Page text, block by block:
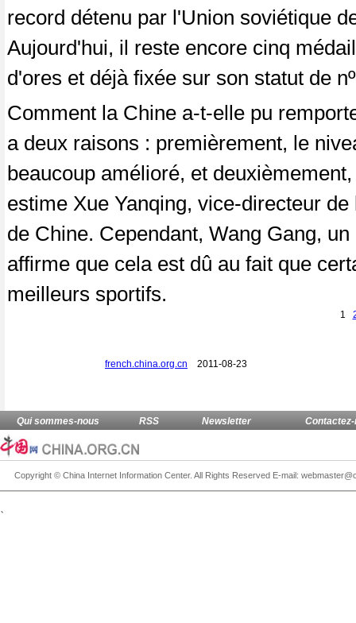
record détenu par l'Union soviétique
Aujourd'hui, il reste encore cinq
d'ores et déjà fixée sur son statut de
Comment la Chine a-t-elle pu
a deux raisons : premièrement, le
beaucoup amélioré, et
estime Xue Yanqing, vice-directeur
de Chine. Cependant, Wang Gang,
affirme que cela est dû au fait que
meilleurs sportifs.
1
french.china.org.cn 2011-08-23
、